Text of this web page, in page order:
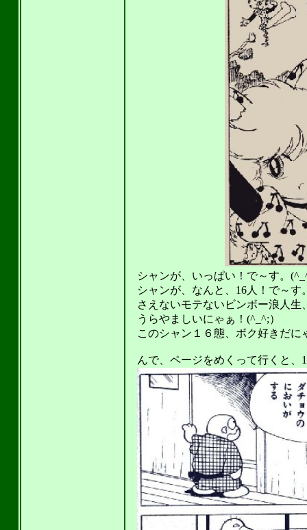
シャンが、いっぱい！で～す。
シャンが、なんと、16人！で～
さえないモテないビンボー浪人生
うらやましいにゃぁ！(^_^;）
このシャン１６態、ボク好きだに
んで、ページをめくって行くと、